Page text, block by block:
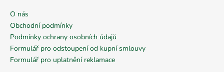
O nás
Obchodní podmínky
Podmínky ochrany osobních údajů
Formulář pro odstoupení od kupní smlouvy
Formulář pro uplatnění reklamace